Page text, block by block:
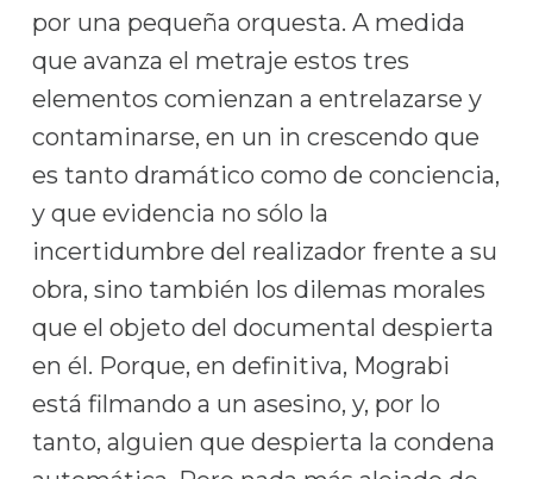
por una pequeña orquesta. A medida
que avanza el metraje estos tres
elementos comienzan a entrelazarse y
contaminarse, en un in crescendo que
es tanto dramático como de conciencia,
y que evidencia no sólo la
incertidumbre del realizador frente a su
obra, sino también los dilemas morales
que el objeto del documental despierta
en él. Porque, en definitiva, Mograbi
está filmando a un asesino, y, por lo
tanto, alguien que despierta la condena